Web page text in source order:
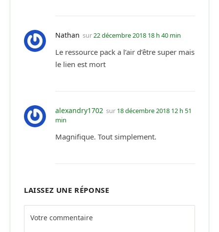
Nathan sur22 décembre 2018 18 h 40 min
Le ressource pack a l’air d’être super mais
le lien est mort
alexandry1702 sur 18 décembre 2018 12 h 51
min
Magnifique. Tout simplement.
LAISSEZ UNE RÉPONSE